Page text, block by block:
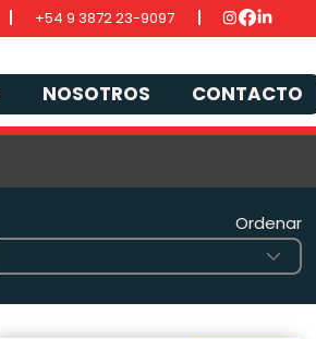
+54 9 3872 23-9097
NOSOTROS CONTACTO
Ordenar